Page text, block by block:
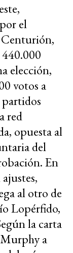
el
Centurión,
elección,
votos a
partidos
red
opuesta al
del
En
al otro de
Lopérfido,
la carta
a